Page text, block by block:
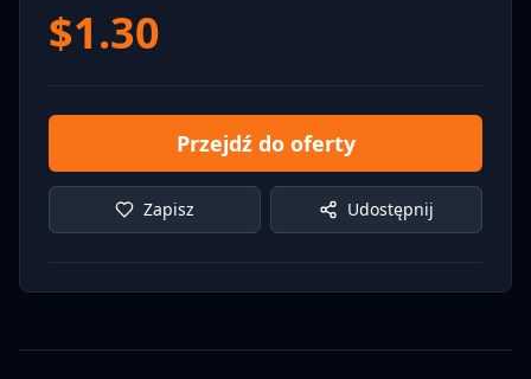
$1.30
Przejdź do oferty
Zapisz Udostępnij